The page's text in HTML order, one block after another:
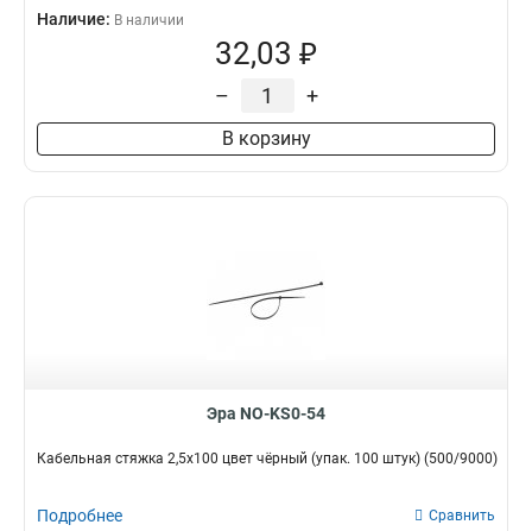
Наличие: В наличии
32,03 ₽
– +
В корзину
Эра NO-KS0-54
Кабельная стяжка 2,5х100 цвет чёрный (упак. 100 штук) (500/9000)
Подробнее Сравнить